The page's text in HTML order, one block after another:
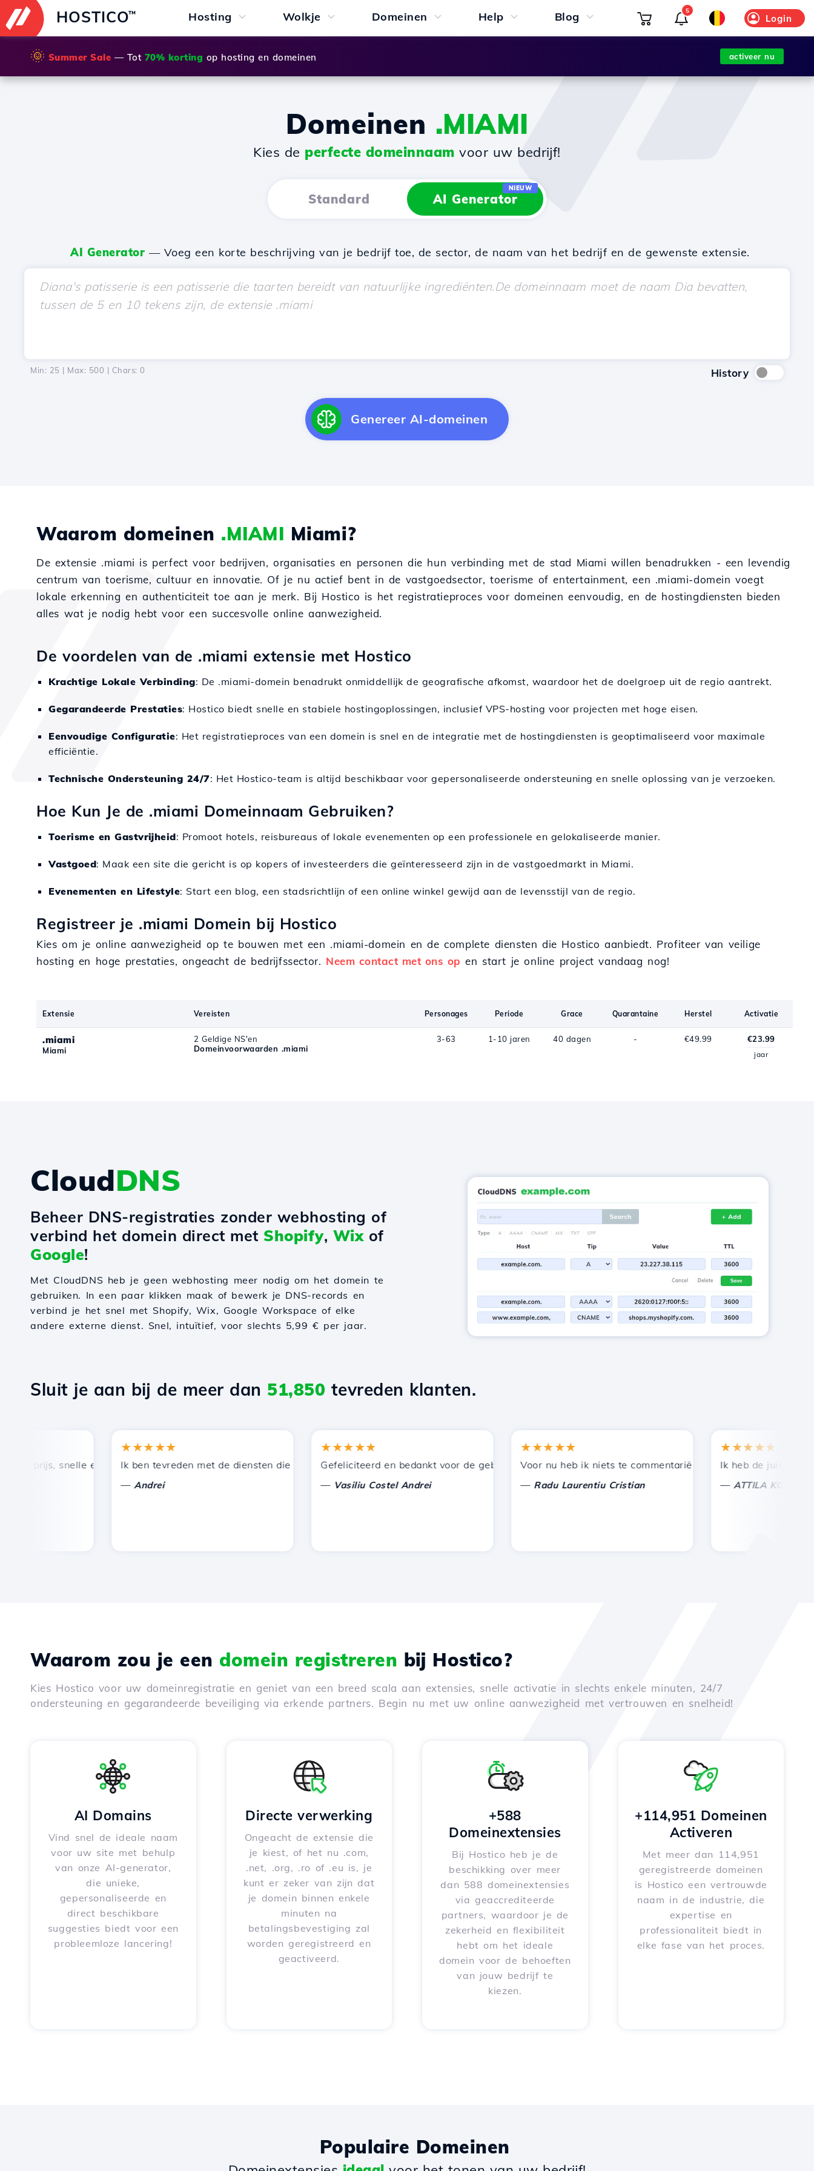
HOSTICO™ Hosting Wolkje Domeinen Help Blog Login
5
🌞 Summer Sale — Tot 70% korting op hosting en domeinen activeer nu
Domeinen .MIAMI
Kies de perfecte domeinnaam voor uw bedrijf!
Standard AI Generator
NIEUW
AI Generator — Voeg een korte beschrijving van je bedrijf toe, de sector, de naam van het bedrijf en de gewenste extensie.
Min: 25 | Max: 500 | Chars: 0 History
Genereer AI-domeinen
Waarom domeinen .MIAMI Miami?
De extensie .miami is perfect voor bedrijven, organisaties en personen die hun verbinding met de stad Miami willen benadrukken - een levendig
centrum van toerisme, cultuur en innovatie. Of je nu actief bent in de vastgoedsector, toerisme of entertainment, een .miami-domein voegt
lokale erkenning en authenticiteit toe aan je merk. Bij Hostico is het registratieproces voor domeinen eenvoudig, en de hostingdiensten bieden
alles wat je nodig hebt voor een succesvolle online aanwezigheid.
De voordelen van de .miami extensie met Hostico
Krachtige Lokale Verbinding: De .miami-domein benadrukt onmiddellijk de geografische afkomst, waardoor het de doelgroep uit de regio aantrekt.
Gegarandeerde Prestaties: Hostico biedt snelle en stabiele hostingoplossingen, inclusief VPS-hosting voor projecten met hoge eisen.
Eenvoudige Configuratie: Het registratieproces van een domein is snel en de integratie met de hostingdiensten is geoptimaliseerd voor maximale
efficiëntie.
Technische Ondersteuning 24/7: Het Hostico-team is altijd beschikbaar voor gepersonaliseerde ondersteuning en snelle oplossing van je verzoeken.
Hoe Kun Je de .miami Domeinnaam Gebruiken?
Toerisme en Gastvrijheid: Promoot hotels, reisbureaus of lokale evenementen op een professionele en gelokaliseerde manier.
Vastgoed: Maak een site die gericht is op kopers of investeerders die geïnteresseerd zijn in de vastgoedmarkt in Miami.
Evenementen en Lifestyle: Start een blog, een stadsrichtlijn of een online winkel gewijd aan de levensstijl van de regio.
Registreer je .miami Domein bij Hostico
Kies om je online aanwezigheid op te bouwen met een .miami-domein en de complete diensten die Hostico aanbiedt. Profiteer van veilige
hosting en hoge prestaties, ongeacht de bedrijfssector. Neem contact met ons op en start je online project vandaag nog!
Extensie Vereisten Personages Periode Grace Quarantaine Herstel Activatie
.miami
Miami
2 Geldige NS'en
Domeinvoorwaarden .miami
3-63 1-10 jaren 40 dagen - €49.99 €23.99
jaar
CloudDNS
Beheer DNS-registraties zonder webhosting of
verbind het domein direct met Shopify, Wixof
Google!
Met CloudDNS heb je geen webhosting meer nodig om het domein te
gebruiken. In een paar klikken maak of bewerk je DNS-records en
verbind je het snel met Shopify, Wix, Google Workspace of elke
andere externe dienst. Snel, intuïtief, voor slechts 5,99 € per jaar.
Sluit je aan bij de meer dan 51,850 tevreden klanten.
prijs, snelle en efficiënte technische ondersteuning.
★★★★★
Ik ben tevreden met de diensten die door Hostico worden aangeboden. Ik heb jullie aanbevolen bij andere bekenden.
Andrei
★★★★★
Gefeliciteerd en bedankt voor de geboden ondersteuning!
Vasiliu Costel Andrei
★★★★★
Voor nu heb ik niets te commentariëren, alleen om te
Radu Laurentiu Cristian
★★★★★
Ik heb de juiste keuze
ATTILA KOLES
Waarom zou je een domein registreren bij Hostico?
Kies Hostico voor uw domeinregistratie en geniet van een breed scala aan extensies, snelle activatie in slechts enkele minuten, 24/7
ondersteuning en gegarandeerde beveiliging via erkende partners. Begin nu met uw online aanwezigheid met vertrouwen en snelheid!
AI Domains
Vind snel de ideale naam
voor uw site met behulp
van onze AI-generator,
die unieke,
gepersonaliseerde en
direct beschikbare
suggesties biedt voor een
probleemloze lancering!
Directe verwerking
Ongeacht de extensie die
je kiest, of het nu .com,
.net, .org, .ro of .eu is, je
kunt er zeker van zijn dat
je domein binnen enkele
minuten na
betalingsbevestiging zal
worden geregistreerd en
geactiveerd.
+588
Domeinextensies
Bij Hostico heb je de
beschikking over meer
dan 588 domeinextensies
via geaccrediteerde
partners, waardoor je de
zekerheid en flexibiliteit
hebt om het ideale
domein voor de behoeften
van jouw bedrijf te
kiezen.
+114,951 Domeinen
Activeren
Met meer dan 114,951
geregistreerde domeinen
is Hostico een vertrouwde
naam in de industrie, die
expertise en
professionaliteit biedt in
elke fase van het proces.
Populaire Domeinen